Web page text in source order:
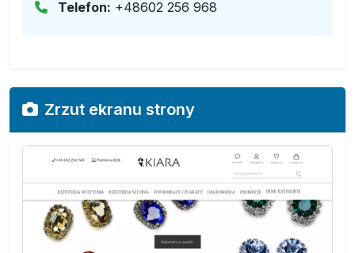
Telefon: +48602 256 968
Zrzut ekranu strony